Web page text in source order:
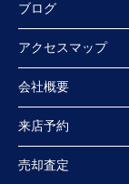
ブログ
アクセスマップ
会社概要
来店予約
売却査定